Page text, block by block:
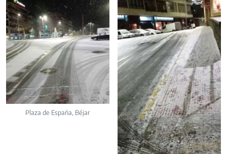
Plaza de España, Béjar